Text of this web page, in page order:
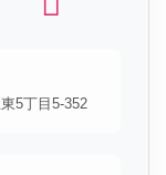
5丁目5-352